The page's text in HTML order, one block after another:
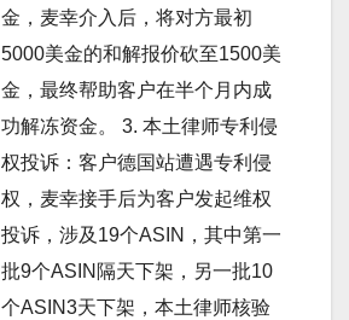
金，麦幸介入后，将对方最初
5000美金的和解报价砍至1500美
金，最终帮助客户在半个月内成
功解冻资金。 3. 本土律师专利侵
权投诉：客户德国站遭遇专利侵
权，麦幸接手后为客户发起维权
投诉，涉及19个ASIN，其中第一
批9个ASIN隔天下架，另一批10
个ASIN3天下架，本土律师核验